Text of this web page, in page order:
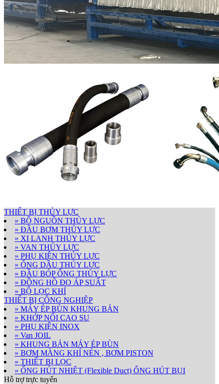
THIẾT BỊ THỦY LỰC
» BỘ NGUỒN THỦY LỰC
» ĐẦU BƠM THỦY LỰC
» XI LANH THỦY LỰC
» VAN THỦY LỰC
» PHỤ KIỆN THỦY LỰC
» ỐNG DẦU THỦY LỰC
» ĐẦU BÓP ỐNG THỦY LỰC
» ĐỒNG HỒ ĐO ÁP SUẤT
» BỘ LỌC KHÍ
THIẾT BỊ CÔNG NGHIỆP
» MÁY ÉP BÙN KHUNG BẢN
» KHỚP NỐI CAO SU
» PHỤ KIỆN INOX
» Van JOIL
» KHUNG BẢN MÁY ÉP BÙN
» BƠM MÀNG KHÍ NÉN , BƠM PISTON
» THIẾT BỊ LỌC
» ỐNG HÚT NHIỆT (Flexible Duct) ỐNG HÚT BỤI
Hỗ trợ trực tuyến